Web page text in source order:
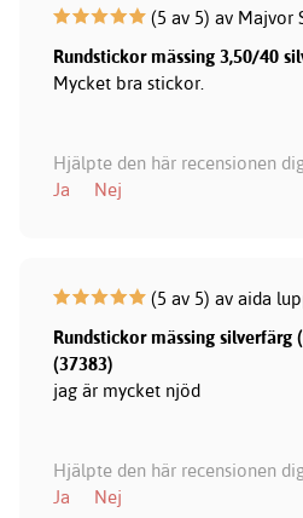
(5 av 5) av Majvor
Rundstickor mässing 3,50/40
Mycket bra stickor.
Hjälpte den här recensionen
Ja
Nej
(5 av 5) av aida
Rundstickor mässing
(37383)
jag är mycket njöd
Hjälpte den här recensionen
Ja
Nej